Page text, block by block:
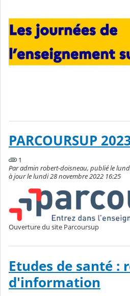
PARCOURSUP
1
Par admin robert-doisneau, publié le
à jour le lundi 28 novembre 2022 16:25
Ouverture du site Parcoursup
Etudes de santé :
d'information